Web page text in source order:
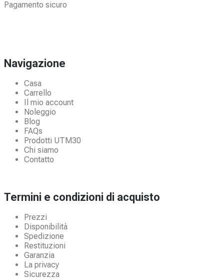
Pagamento sicuro
Navigazione
Casa
Carrello
Il mio account
Noleggio
Blog
FAQs
Prodotti UTM30
Chi siamo
Contatto
Termini e condizioni di acquisto
Prezzi
Disponibilità
Spedizione
Restituzioni
Garanzia
La privacy
Sicurezza